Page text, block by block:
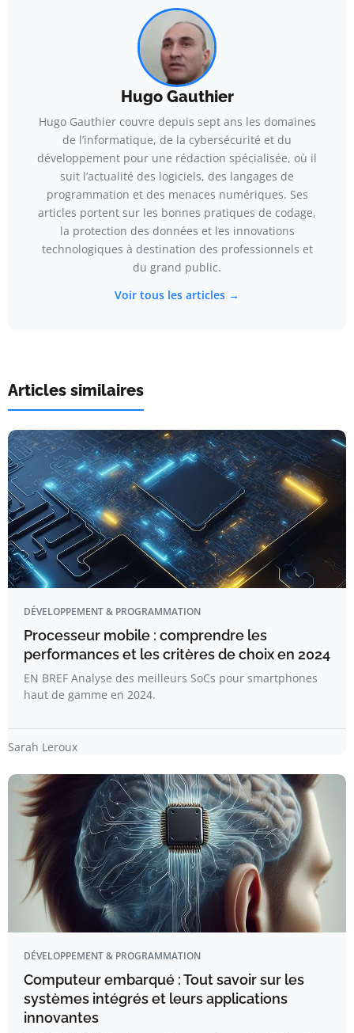
Hugo Gauthier
Hugo Gauthier couvre depuis sept ans les domaines
de l’informatique, de la cybersécurité et du
développement pour une rédaction spécialisée, où il
suit l’actualité des logiciels, des langages de
programmation et des menaces numériques. Ses
articles portent sur les bonnes pratiques de codage,
la protection des données et les innovations
technologiques à destination des professionnels et
du grand public.
Voir tous les articles →
Articles similaires
DÉVELOPPEMENT & PROGRAMMATION
Processeur mobile : comprendre les
performances et les critères de choix en 2024
EN BREF Analyse des meilleurs SoCs pour smartphones
haut de gamme en 2024.
Sarah Leroux
DÉVELOPPEMENT & PROGRAMMATION
Computeur embarqué : Tout savoir sur les
systèmes intégrés et leurs applications
innovantes